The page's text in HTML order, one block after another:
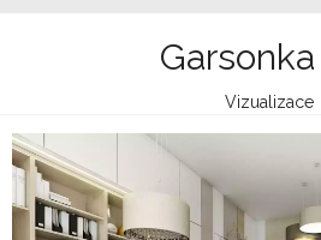
Vizualizace